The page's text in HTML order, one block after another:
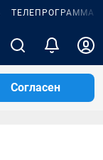
ТЕЛЕПРОГРАММА
Согласен